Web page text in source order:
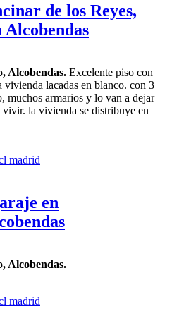
de los Reyes,
Alcobendas. Excelente piso con
vivienda lacadas en blanco. con 3
muchos armarios y lo van a dejar
vivir. la vivienda se distribuye en
en
Alcobendas.